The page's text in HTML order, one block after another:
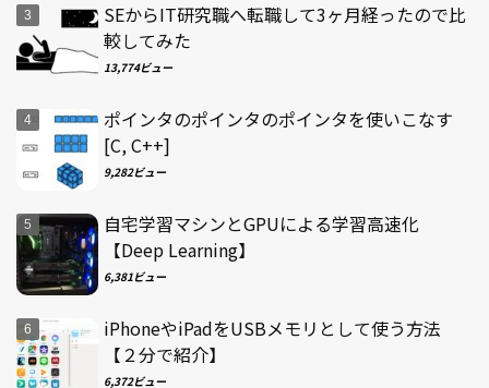
SEからIT研究職へ転職して3ヶ月経ったので比
較してみた
13,774ビュー
ポインタのポインタのポインタを使いこなす
[C, C++]
9,282ビュー
自宅学習マシンとGPUによる学習高速化
【Deep Learning】
6,381ビュー
iPhoneやiPadをUSBメモリとして使う方法
【２分で紹介】
6,372ビュー